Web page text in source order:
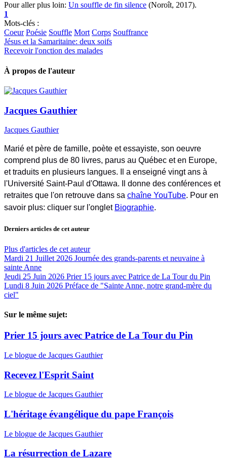
Pour aller plus loin: Un souffle de fin silence (Noroît, 2017).
1
Mots-clés :
Coeur Poésie Souffle Mort Corps Souffrance
Jésus et la Samaritaine: deux soifs
Recevoir l'onction des malades
À propos de l'auteur
Jacques Gauthier
Jacques Gauthier
Marié et père de famille, poète et essayiste, son oeuvre
comprend plus de 80 livres, parus au Québec et en Europe,
et traduits en plusieurs langues. Il a enseigné vingt ans à
l'Université Saint-Paul d'Ottawa. Il donne des conférences et
retraites que l'on retrouve dans sa chaîne YouTube. Pour en
savoir plus: cliquer sur l'onglet Biographie.
Derniers articles de cet auteur
Plus d'articles de cet auteur
Mardi 21 Juillet 2026 Journée des grands-parents et neuvaine à
sainte Anne
Jeudi 25 Juin 2026 Prier 15 jours avec Patrice de La Tour du Pin
Lundi 8 Juin 2026 Préface de "Sainte Anne, notre grand-mère du
ciel"
Sur le même sujet:
Prier 15 jours avec Patrice de La Tour du Pin
Le blogue de Jacques Gauthier
Recevez l'Esprit Saint
Le blogue de Jacques Gauthier
L'héritage évangélique du pape François
Le blogue de Jacques Gauthier
La résurrection de Lazare